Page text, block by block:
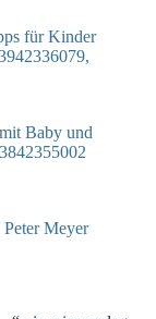
für Kinder
Baby und
Meyer